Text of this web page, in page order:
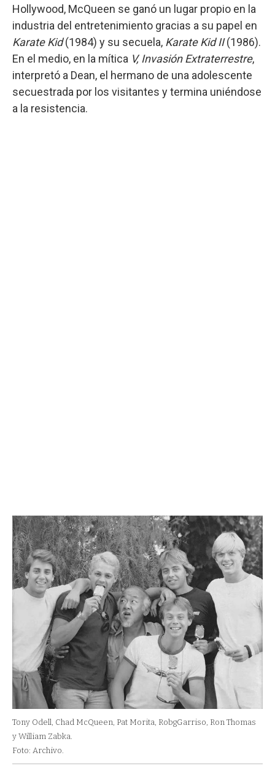
Hollywood, McQueen se ganó un lugar propio en la
industria del entretenimiento gracias a su papel en
Karate Kid(1984) y su secuela, Karate Kid II(1986).
En el medio, en la mítica V, Invasión Extraterrestre,
interpretó a Dean, el hermano de una adolescente
secuestrada por los visitantes y termina uniéndose
a la resistencia.
Tony Odell, Chad McQueen, Pat Morita, RobgGarriso, Ron Thomas
y William Zabka.
Foto: Archivo.